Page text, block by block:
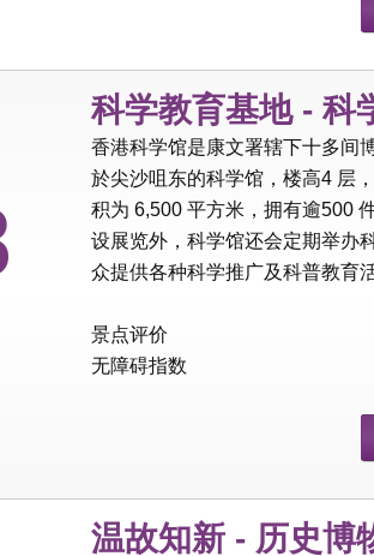
科学教育基地 - 科
香港科学馆是康文署辖下十多间
於尖沙咀东的科学馆，楼高4 层
积为 6,500 平方米，拥有逾500
设展览外，科学馆还会定期举办
众提供各种科学推广及科普教育活
景点评价
无障碍指数
温故知新 - 历史博